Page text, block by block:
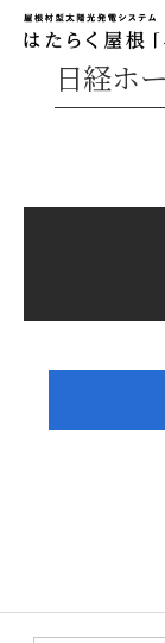
日経ホ